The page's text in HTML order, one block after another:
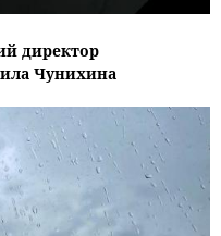
директор
Чунихина